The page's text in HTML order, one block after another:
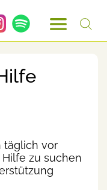
täglich vor
zu suchen